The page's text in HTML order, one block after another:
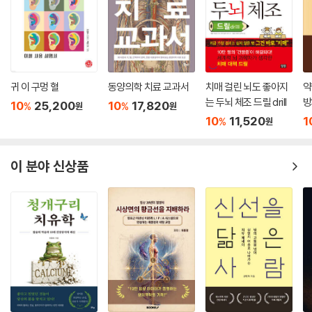
발달하였던 반면에 동양에는 변화(易)를 다루는 ‘역학(易學)’이 존재하였
다. 이 동서양의 ‘역학’(力學)과 ‘역학’(易學)은 공히 변화를 예측하는 도
구로서 동서양 자연과학의 근간을 이룬다. 서양 역학의 발달은 빛나는 물
질 문명을 이루는 초석이 되었으나 동양의 역학은 동양의 다섯 가지 실용
적인 학문인 ‘동양오술(東洋五術)’, 즉 ‘명복의상산(命卜醫相山)’의 기
초 이론이 되었다.
동양의 오술 중에서 세 번째인 의학은 중의학(中醫學) 또는 한의학(韓醫
수 등은 제도권 밖의 음지에서도 결코 소멸되는 법이 없이 면면히 그 맥을
이어오고 있는데 그 이유는 이들이 자연의 섭리를 모델화한 학문으로서 결
코 사라지지 않는 생명력을 지니고 있기 때문이다.
《역경》은 사고방식이 매우 복잡하지만 그 요체는 ‘상(象), 수(數), 이
(理)’다. 특히, ‘상’을 근본으로 삼는다. 이 책은 독자들이 이 체계를 전면적
으로 이해할 수 있도록, 공자가 저술한 《상전》(象傳)을 중심으로, 문왕의
괘사(卦辭)를 결합하여 ‘상, 수, 리’를 하나로 응축, 64괘를 총체적으로 해
석하여 이해하기 쉽도록 만들었다는 데에 장점이 있다.
귀 이 구멍 혈
10% 25,200원
동양의학 치료 교과서
10% 17,820원
치매 걸린 뇌도 좋아지
는 두뇌 체조 드릴 drill
10% 11,520원
법
이 분야 신상품